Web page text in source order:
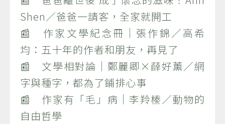
Shen／爸爸一請客，全家就開工
📰 作家文學紀念冊｜張作錦／高希
均：五十年的作者和朋友，再見了
📰 文學相對論｜鄭麗卿×薛好薰／網
字與種字，都為了鋪排心事
📰 作家有「毛」病｜李羚榛／動物的
自由哲學